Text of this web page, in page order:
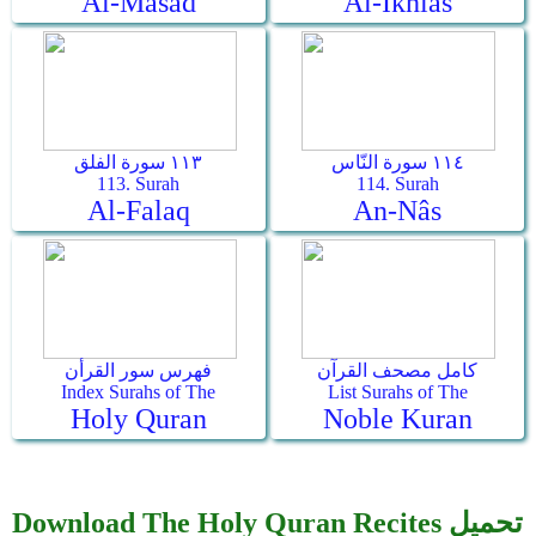
١١٣ سورة الفلق
113. Surah
Al-Falaq
١١٤ سورة النّاس
114. Surah
An-Nâs
فهرس سور القرأن
Index Surahs of The
Holy Quran
كامل مصحف القرآن
List Surahs of The
Noble Kuran
Download The Holy Quran Recites تحميل